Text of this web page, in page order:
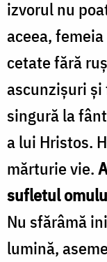
izvorul nu
aceea,
cetate fără
ascunzișuri și
singură la
a lui Hristos.
mărturie vie.
sufletul
Nu sfărâmă
lumină,